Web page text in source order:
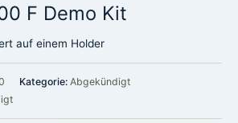
F Demo Kit
auf einem Holder
Kategorie: Abgekündigt